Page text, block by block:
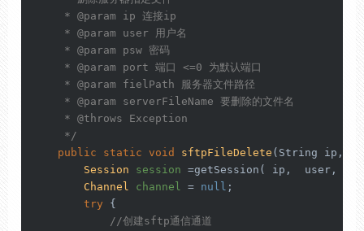
     *
@param ip 连接ip
     *
@param user 用户名
     *
@param psw 密码
     *
@param port 端口 <=0 为默认端口
     *
@param fielPath 服务器文件路径
     *
@param serverFileName 要删除的文件名
     *
@throws Exception
     */
public
static void sftpFileDelete (String ip,
Session
session =getSession( ip,  user,
Channel
channel = null ;
try {
//创建sftp通信通道